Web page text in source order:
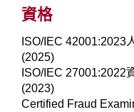
資格
ISO/IEC 42001:2023
(2025)
ISO/IEC 27001:2022
(2023)
Certified Fraud